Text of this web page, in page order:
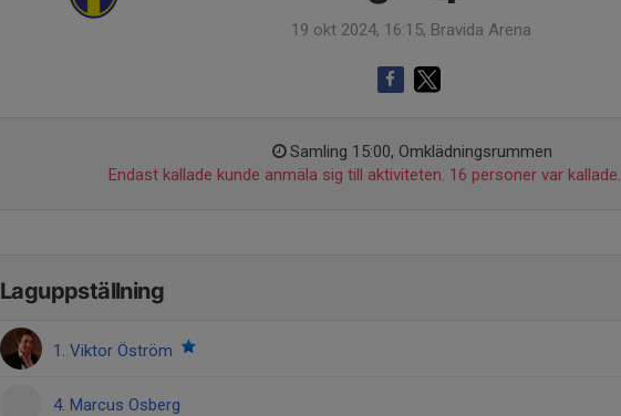
19 okt 2024, 16:15, Bravida Arena
Samling 15:00, Omklädningsrummen
Endast kallade kunde anmäla sig till aktiviteten. 16 personer var kallade.
Laguppställning
1. Viktor Öström
4. Marcus Osberg